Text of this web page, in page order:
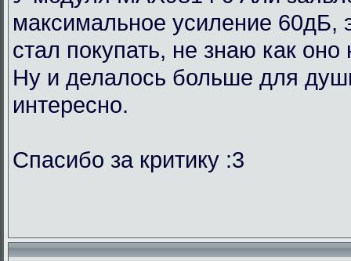
максимальное усиление 60дБ,
стал покупать, не знаю как
Ну и делалось больше для
интересно.
Спасибо за критику :3